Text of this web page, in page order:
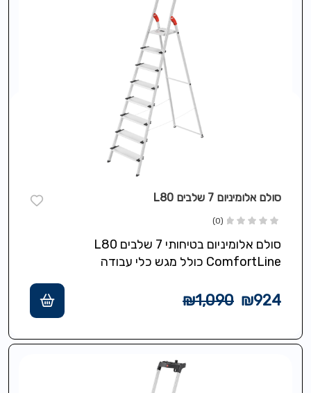
סולם אלומיניום 7 שלבים L80
(0)
סולם אלומיניום בטיחותי 7 שלבים L80
ComfortLine כולל מגש כלי עבודה
קליפס תליה/הסרה,שלבי XXL עומק 13…
₪1,090 ₪924